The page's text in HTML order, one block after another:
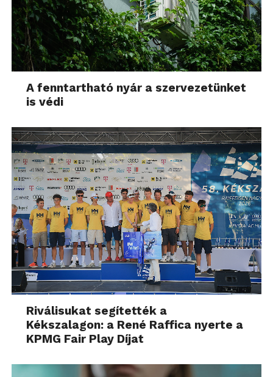
A fenntartható nyár a szervezetünket
is védi
Riválisukat segítették a
Kékszalagon: a René Raffica nyerte a
KPMG Fair Play Díjat